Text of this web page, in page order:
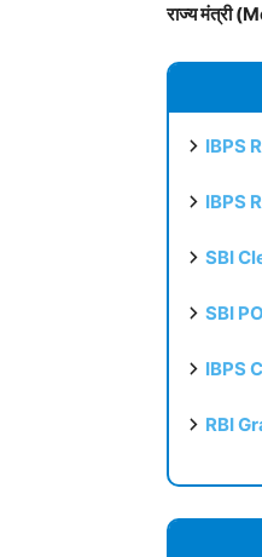
राज्य मंत्री
IBPS
IBPS
SBI
SBI
IBPS
RBI